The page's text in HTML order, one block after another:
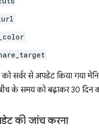
सर्वर से अपडेट किया गया
के समय को बढ़ाकर 30 दिन
की जांच करना